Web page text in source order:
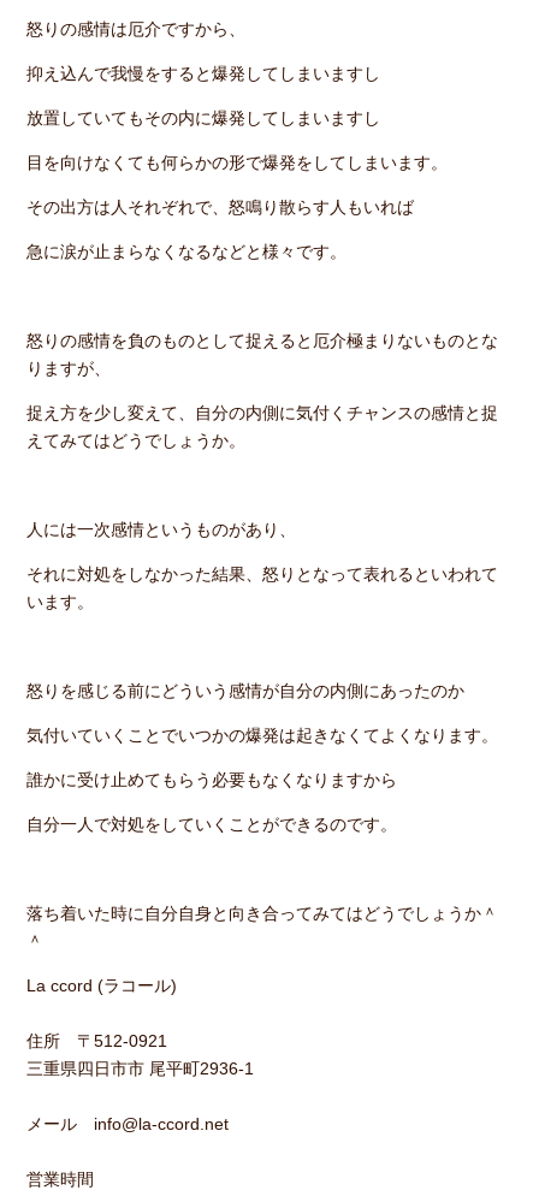
怒りの感情は厄介ですから、
抑え込んで我慢をすると爆発してしまいますし
放置していてもその内に爆発してしまいますし
目を向けなくても何らかの形で爆発をしてしまいます。
その出方は人それぞれで、怒鳴り散らす人もいれば
急に涙が止まらなくなるなどと様々です。
怒りの感情を負のものとして捉えると厄介極まりないものとな
りますが、
捉え方を少し変えて、自分の内側に気付くチャンスの感情と捉
えてみてはどうでしょうか。
人には一次感情というものがあり、
それに対処をしなかった結果、怒りとなって表れるといわれて
います。
怒りを感じる前にどういう感情が自分の内側にあったのか
気付いていくことでいつかの爆発は起きなくてよくなります。
誰かに受け止めてもらう必要もなくなりますから
自分一人で対処をしていくことができるのです。
落ち着いた時に自分自身と向き合ってみてはどうでしょうか＾
＾
La ccord (ラコール)
住所 〒512-0921
三重県四日市市 尾平町2936-1
メール info@la-ccord.net
営業時間